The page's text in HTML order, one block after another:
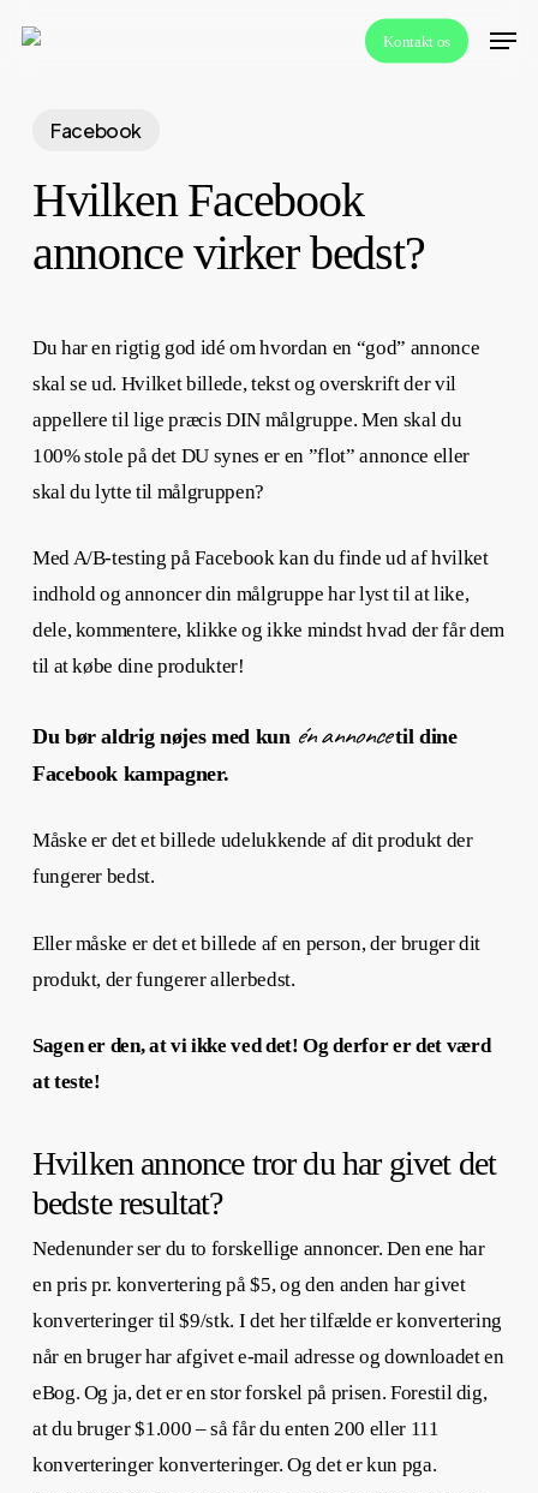
content
Kontakt os
Menu
Facebook
Hvilken Facebook
annonce virker bedst?
Du har en rigtig god idé om hvordan en “god” annonce
skal se ud. Hvilket billede, tekst og overskrift der vil
appellere til lige præcis DIN målgruppe. Men skal du
100% stole på det DU synes er en ”flot” annonce eller
skal du lytte til målgruppen?
Med A/B-testing på Facebook kan du finde ud af hvilket
indhold og annoncer din målgruppe har lyst til at like,
dele, kommentere, klikke og ikke mindst hvad der får dem
til at købe dine produkter!
Du bør aldrig nøjes med kun én annoncetil dine
Facebook kampagner.
Måske er det et billede udelukkende af dit produkt der
fungerer bedst.
Eller måske er det et billede af en person, der bruger dit
produkt, der fungerer allerbedst.
Sagen er den, at vi ikke ved det! Og derfor er det værd
at teste!
Hvilken annonce tror du har givet det
bedste resultat?
Nedenunder ser du to forskellige annoncer. Den ene har
en pris pr. konvertering på $5, og den anden har givet
konverteringer til $9/stk. I det her tilfælde er konvertering
når en bruger har afgivet e-mail adresse og downloadet en
eBog. Og ja, det er en stor forskel på prisen. Forestil dig,
at du bruger $1.000 – så får du enten 200 eller 111
konverteringer konverteringer. Og det er kun pga.